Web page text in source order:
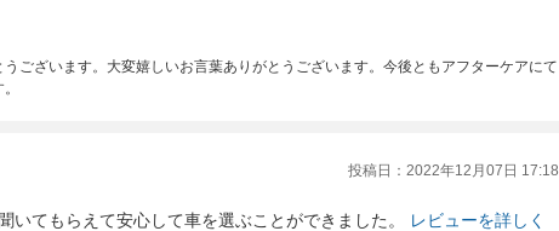
ございます。大変嬉しいお言葉ありがとうございます。今後ともアフターケアにて
投稿日：2022年12月07日 17:18
てもらえて安心して車を選ぶことができました。
レビューを詳しく